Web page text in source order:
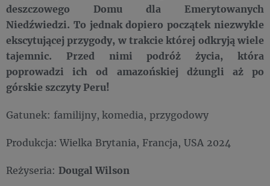
deszczowego Domu dla Emerytowanych
Niedźwiedzi. To jednak dopiero początek niezwykle
ekscytującej przygody, w trakcie której odkryją wiele
tajemnic. Przed nimi podróż życia, która
poprowadzi ich od amazońskiej dżungli aż po
górskie szczyty Peru!
Gatunek: familijny, komedia, przygodowy
Produkcja: Wielka Brytania, Francja, USA 2024
Reżyseria: Dougal Wilson